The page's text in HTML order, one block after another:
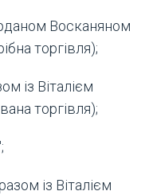
Восканяном
торгівля);
із Віталієм
торгівля);
із Віталієм